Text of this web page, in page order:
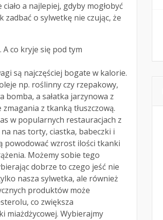
a najlepiej, gdyby mogłobyć
zadbać o sylwetkę nie czując, że
. A co kryje się pod tym
są najczęściej bogate w kalorie.
np. roślinny czy rzepakowy,
bomba, a sałatka jarzynowa z
z tkanką tłuszczową.
w popularnych restauracjach z
nas torty, ciastka, babeczki i
powodować wzrost ilości tkanki
Możemy sobie tego
dobrze to czego jeść nie
nasza sylwetka, ale również
produktów może
co zwiększa
miażdżycowej. Wybierajmy